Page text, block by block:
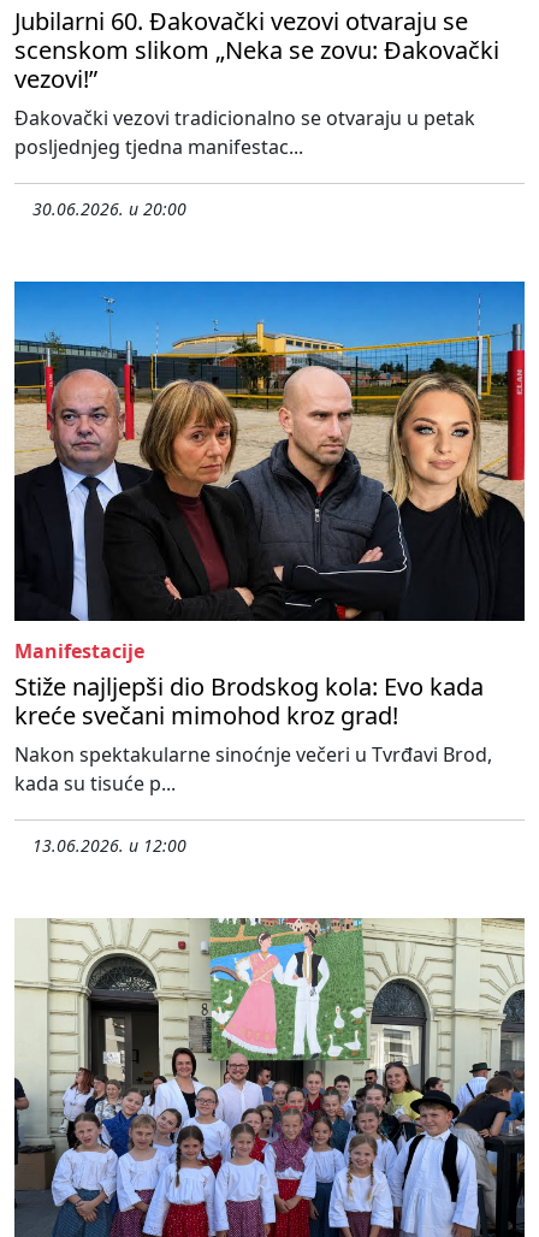
Jubilarni 60. Đakovački vezovi otvaraju se
scenskom slikom „Neka se zovu: Đakovački
vezovi!”
Đakovački vezovi tradicionalno se otvaraju u petak
posljednjeg tjedna manifestac...
30.06.2026. u 20:00
Manifestacije
Stiže najljepši dio Brodskog kola: Evo kada
kreće svečani mimohod kroz grad!
Nakon spektakularne sinoćnje večeri u Tvrđavi Brod,
kada su tisuće p...
13.06.2026. u 12:00